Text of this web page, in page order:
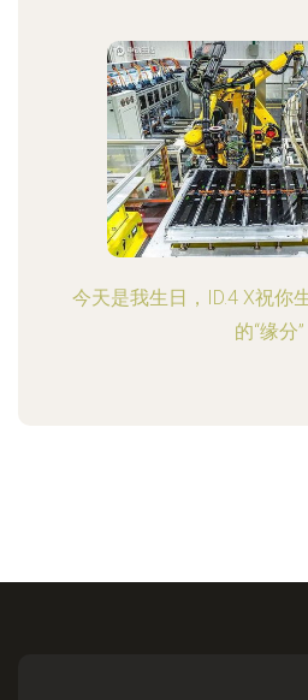
今天是我生日，ID.4 X祝你
的“缘分”